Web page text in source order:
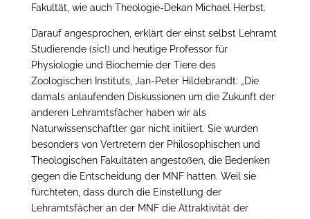
Fakultät, wie auch Theologie-Dekan Michael Herbst.
Darauf angesprochen, erklärt der einst selbst Lehramt
Studierende (sic!) und heutige Professor für
Physiologie und Biochemie der Tiere des
Zoologischen Instituts, Jan-Peter Hildebrandt: „Die
damals anlaufenden Diskussionen um die Zukunft der
anderen Lehramtsfächer haben wir als
Naturwissenschaftler gar nicht initiiert. Sie wurden
besonders von Vertretern der Philosophischen und
Theologischen Fakultäten angestoßen, die Bedenken
gegen die Entscheidung der MNF hatten. Weil sie
fürchteten, dass durch die Einstellung der
Lehramtsfächer an der MNF die Attraktivität der